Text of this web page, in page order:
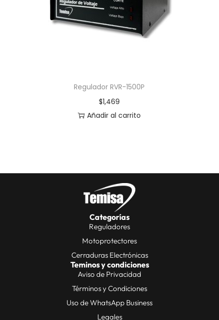
Regulador RVR-1500P
$1,469
Añadir al carrito
Categorías
Reguladores
Motoprotectores
Cerraduras Electrónicas
Teminos y condiciones
Aviso de Privacidad
Términos y Condiciones
Uso de WhatsApp Business
Legales